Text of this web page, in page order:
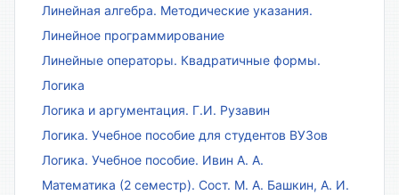
Линейная алгебра. Методические указания.
Линейное программирование
Линейные операторы. Квадратичные формы.
Логика
Логика и аргументация. Г.И. Рузавин
Логика. Учебное пособие для студентов ВУЗов
Логика. Учебное пособие. Ивин А. А.
Математика (2 семестр). Сост. М. А. Башкин, А. И.